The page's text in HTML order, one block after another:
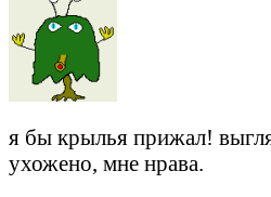
я бы крылья прижал!
ухожено, мне нрава.